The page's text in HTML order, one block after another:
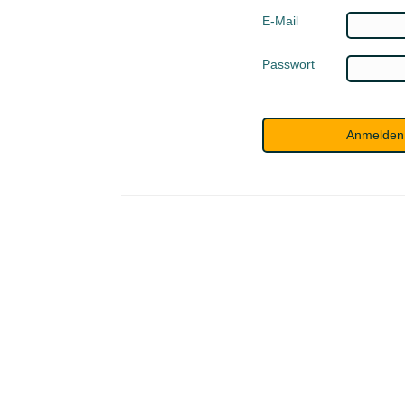
E-Mail
Passwort